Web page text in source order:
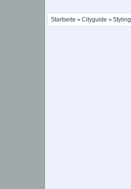
Startseite > Cityguide > Styling